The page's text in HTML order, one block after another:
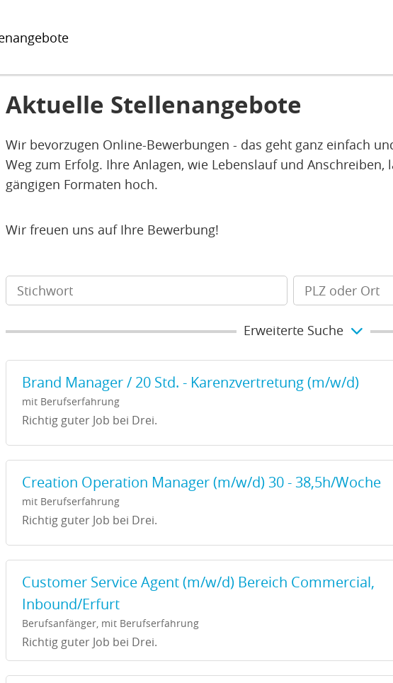
Aktuelle Stellenangebote
Wir bevorzugen Online-Bewerbungen - das geht ganz einfach
Weg zum Erfolg. Ihre Anlagen, wie Lebenslauf und Anschreiben,
gängigen Formaten hoch.
Wir freuen uns auf Ihre Bewerbung!
Erweiterte Suche
Brand Manager / 20 Std. - Karenzvertretung (m/w/d)
mit Berufserfahrung
Richtig guter Job bei Drei.
Creation Operation Manager (m/w/d) 30 - 38,5h/Woche
mit Berufserfahrung
Richtig guter Job bei Drei.
Customer Service Agent (m/w/d) Bereich Commercial,
Inbound/Erfurt
Berufsanfänger, mit Berufserfahrung
Richtig guter Job bei Drei.